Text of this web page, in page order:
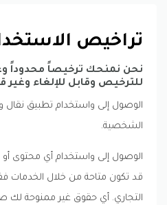
تراخيص
نحن نمنحك ترخيصاً محدوداً
للترخيص وقابل للإلغاء وغير
الوصول إلى واستخدام تطبيق نقال
الشخصية.
الوصول إلى واستخدام أي محتوى
قد تكون متاحة من خلال الخدمات
التجاري. أي حقوق غير ممنوحة لك